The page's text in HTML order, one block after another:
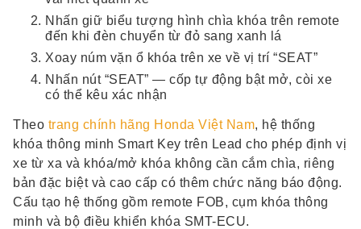
Nhấn giữ biểu tượng hình chìa khóa trên remote
đến khi đèn chuyển từ đỏ sang xanh lá
Xoay núm vặn ổ khóa trên xe về vị trí “SEAT”
Nhấn nút “SEAT” — cốp tự động bật mở, còi xe
có thể kêu xác nhận
Theo trang chính hãng Honda Việt Nam, hệ thống
khóa thông minh Smart Key trên Lead cho phép định vị
xe từ xa và khóa/mở khóa không cần cắm chìa, riêng
bản đặc biệt và cao cấp có thêm chức năng báo động.
Cấu tạo hệ thống gồm remote FOB, cụm khóa thông
minh và bộ điều khiển khóa SMT-ECU.